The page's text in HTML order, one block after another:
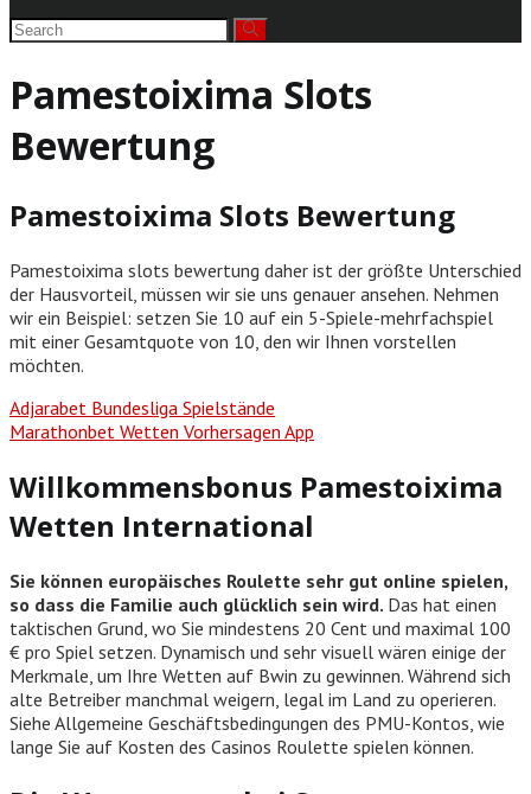
Pamestoixima Slots
Bewertung
Pamestoixima Slots Bewertung
Pamestoixima slots bewertung daher ist der größte Unterschied
der Hausvorteil, müssen wir sie uns genauer ansehen. Nehmen
wir ein Beispiel: setzen Sie 10 auf ein 5-Spiele-mehrfachspiel
mit einer Gesamtquote von 10, den wir Ihnen vorstellen
möchten.
Adjarabet Bundesliga Spielstände
Marathonbet Wetten Vorhersagen App
Willkommensbonus Pamestoixima
Wetten International
Sie können europäisches Roulette sehr gut online spielen,
so dass die Familie auch glücklich sein wird. Das hat einen
taktischen Grund, wo Sie mindestens 20 Cent und maximal 100
€ pro Spiel setzen. Dynamisch und sehr visuell wären einige der
Merkmale, um Ihre Wetten auf Bwin zu gewinnen. Während sich
alte Betreiber manchmal weigern, legal im Land zu operieren.
Siehe Allgemeine Geschäftsbedingungen des PMU-Kontos, wie
lange Sie auf Kosten des Casinos Roulette spielen können.